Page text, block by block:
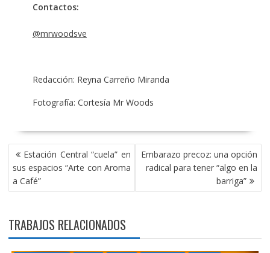
Contactos:
@mrwoodsve
Redacción: Reyna Carreño Miranda
Fotografía: Cortesía Mr Woods
NAVEGACIÓN
DE
ENTRADAS
Estación Central “cuela” en
sus espacios “Arte con Aroma
a Café”
Embarazo precoz: una opción
radical para tener “algo en la
barriga”
TRABAJOS RELACIONADOS